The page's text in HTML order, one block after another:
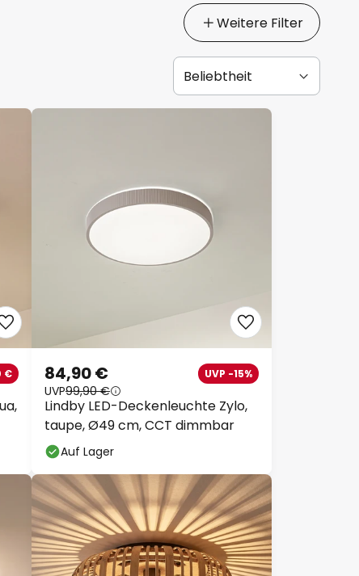
Weitere Filter
€
Lindby LED-Deckenleuchte Zylo,
taupe, Ø49 cm, CCT dimmbar
84,90 € UVP -15%
UVP99,90 €
Auf Lager